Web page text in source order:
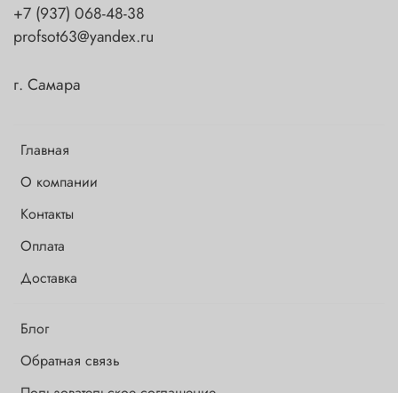
Главная
О компании
Контакты
Оплата
Доставка
Блог
Обратная связь
+7 (937) 068-48-38
profsot63@yandex.ru
г. Самара